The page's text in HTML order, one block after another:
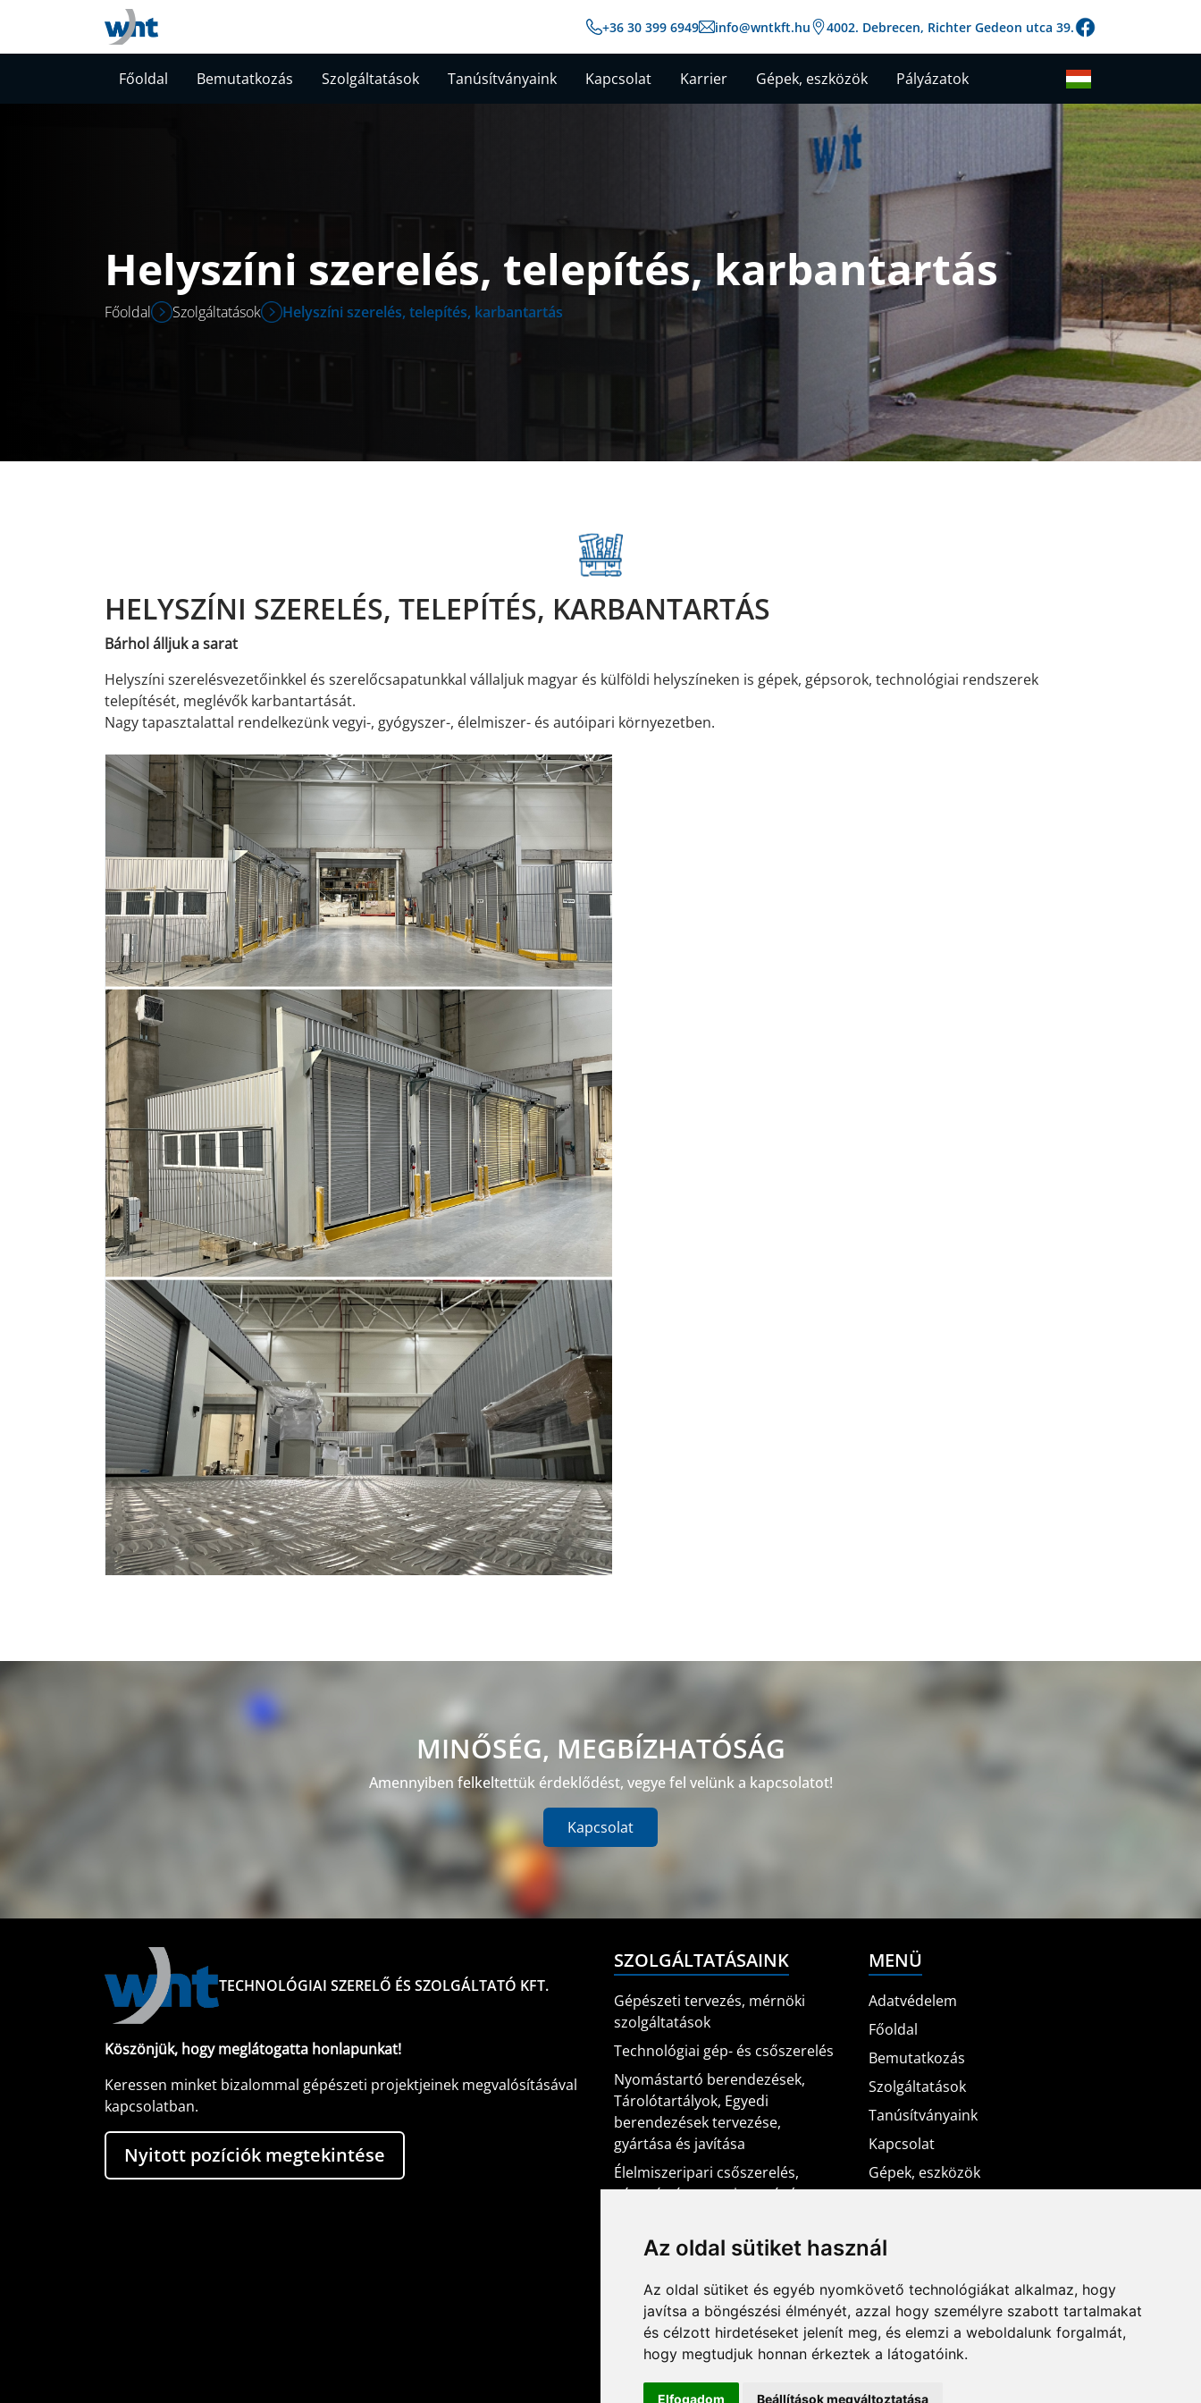
Az oldal sütiket használ
Az oldal sütiket és egyéb nyomkövető technológiákat alkalmaz, hogy
javítsa a böngészési élményét, azzal hogy személyre szabott tartalmakat
és célzott hirdetéseket jelenít meg, és elemzi a weboldalunk forgalmát,
hogy megtudjuk honnan érkeztek a látogatóink.
Elfogadom Beállítások megváltoztatása
+36 30 399 6949 info@wntkft.hu 4002. Debrecen, Richter Gedeon utca 39.
Főoldal Bemutatkozás Szolgáltatások Tanúsítványaink Kapcsolat Karrier Gépek, eszközök Pályázatok
Helyszíni szerelés, telepítés, karbantartás
Főoldal Szolgáltatások Helyszíni szerelés, telepítés, karbantartás
HELYSZÍNI SZERELÉS, TELEPÍTÉS, KARBANTARTÁS
Bárhol álljuk a sarat
Helyszíni szerelésvezetőinkkel és szerelőcsapatunkkal vállaljuk magyar és külföldi helyszíneken is gépek, gépsorok, technológiai rendszerek
telepítését, meglévők karbantartását.
Nagy tapasztalattal rendelkezünk vegyi-, gyógyszer-, élelmiszer- és autóipari környezetben.
MINŐSÉG, MEGBÍZHATÓSÁG
Amennyiben felkeltettük érdeklődést, vegye fel velünk a kapcsolatot!
Kapcsolat
TECHNOLÓGIAI SZERELŐ ÉS SZOLGÁLTATÓ KFT.
Köszönjük, hogy meglátogatta honlapunkat!
Keressen minket bizalommal gépészeti projektjeinek megvalósításával
kapcsolatban.
Nyitott pozíciók megtekintése
SZOLGÁLTATÁSAINK
Gépészeti tervezés, mérnöki
szolgáltatások
Technológiai gép- és csőszerelés
Nyomástartó berendezések,
Tárolótartályok, Egyedi
berendezések tervezése,
gyártása és javítása
Élelmiszeripari csőszerelés,
gépgyártás, nagytisztaságú
ipari technológiai rendszerek
kivitelezése
Acélszerkezet tervezés, gyártás
Bérgyártási munkák
Helyszíni szerelés, telepítés,
karbantartás
MENÜ
Adatvédelem
Főoldal
Bemutatkozás
Szolgáltatások
Tanúsítványaink
Kapcsolat
Gépek, eszközök